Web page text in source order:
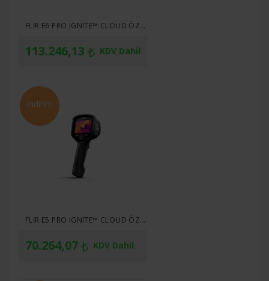
FLIR E6 PRO IGNITE™ CLOUD ÖZELLIKLI PRO SERISI KIZILÖTESI KAMERA
113.246,13 KDV Dahil
İndirim
FLIR E5 PRO IGNITE™ CLOUD ÖZELLIKLI PRO SERISI KIZILÖTESI KAMERA
70.264,07 KDV Dahil